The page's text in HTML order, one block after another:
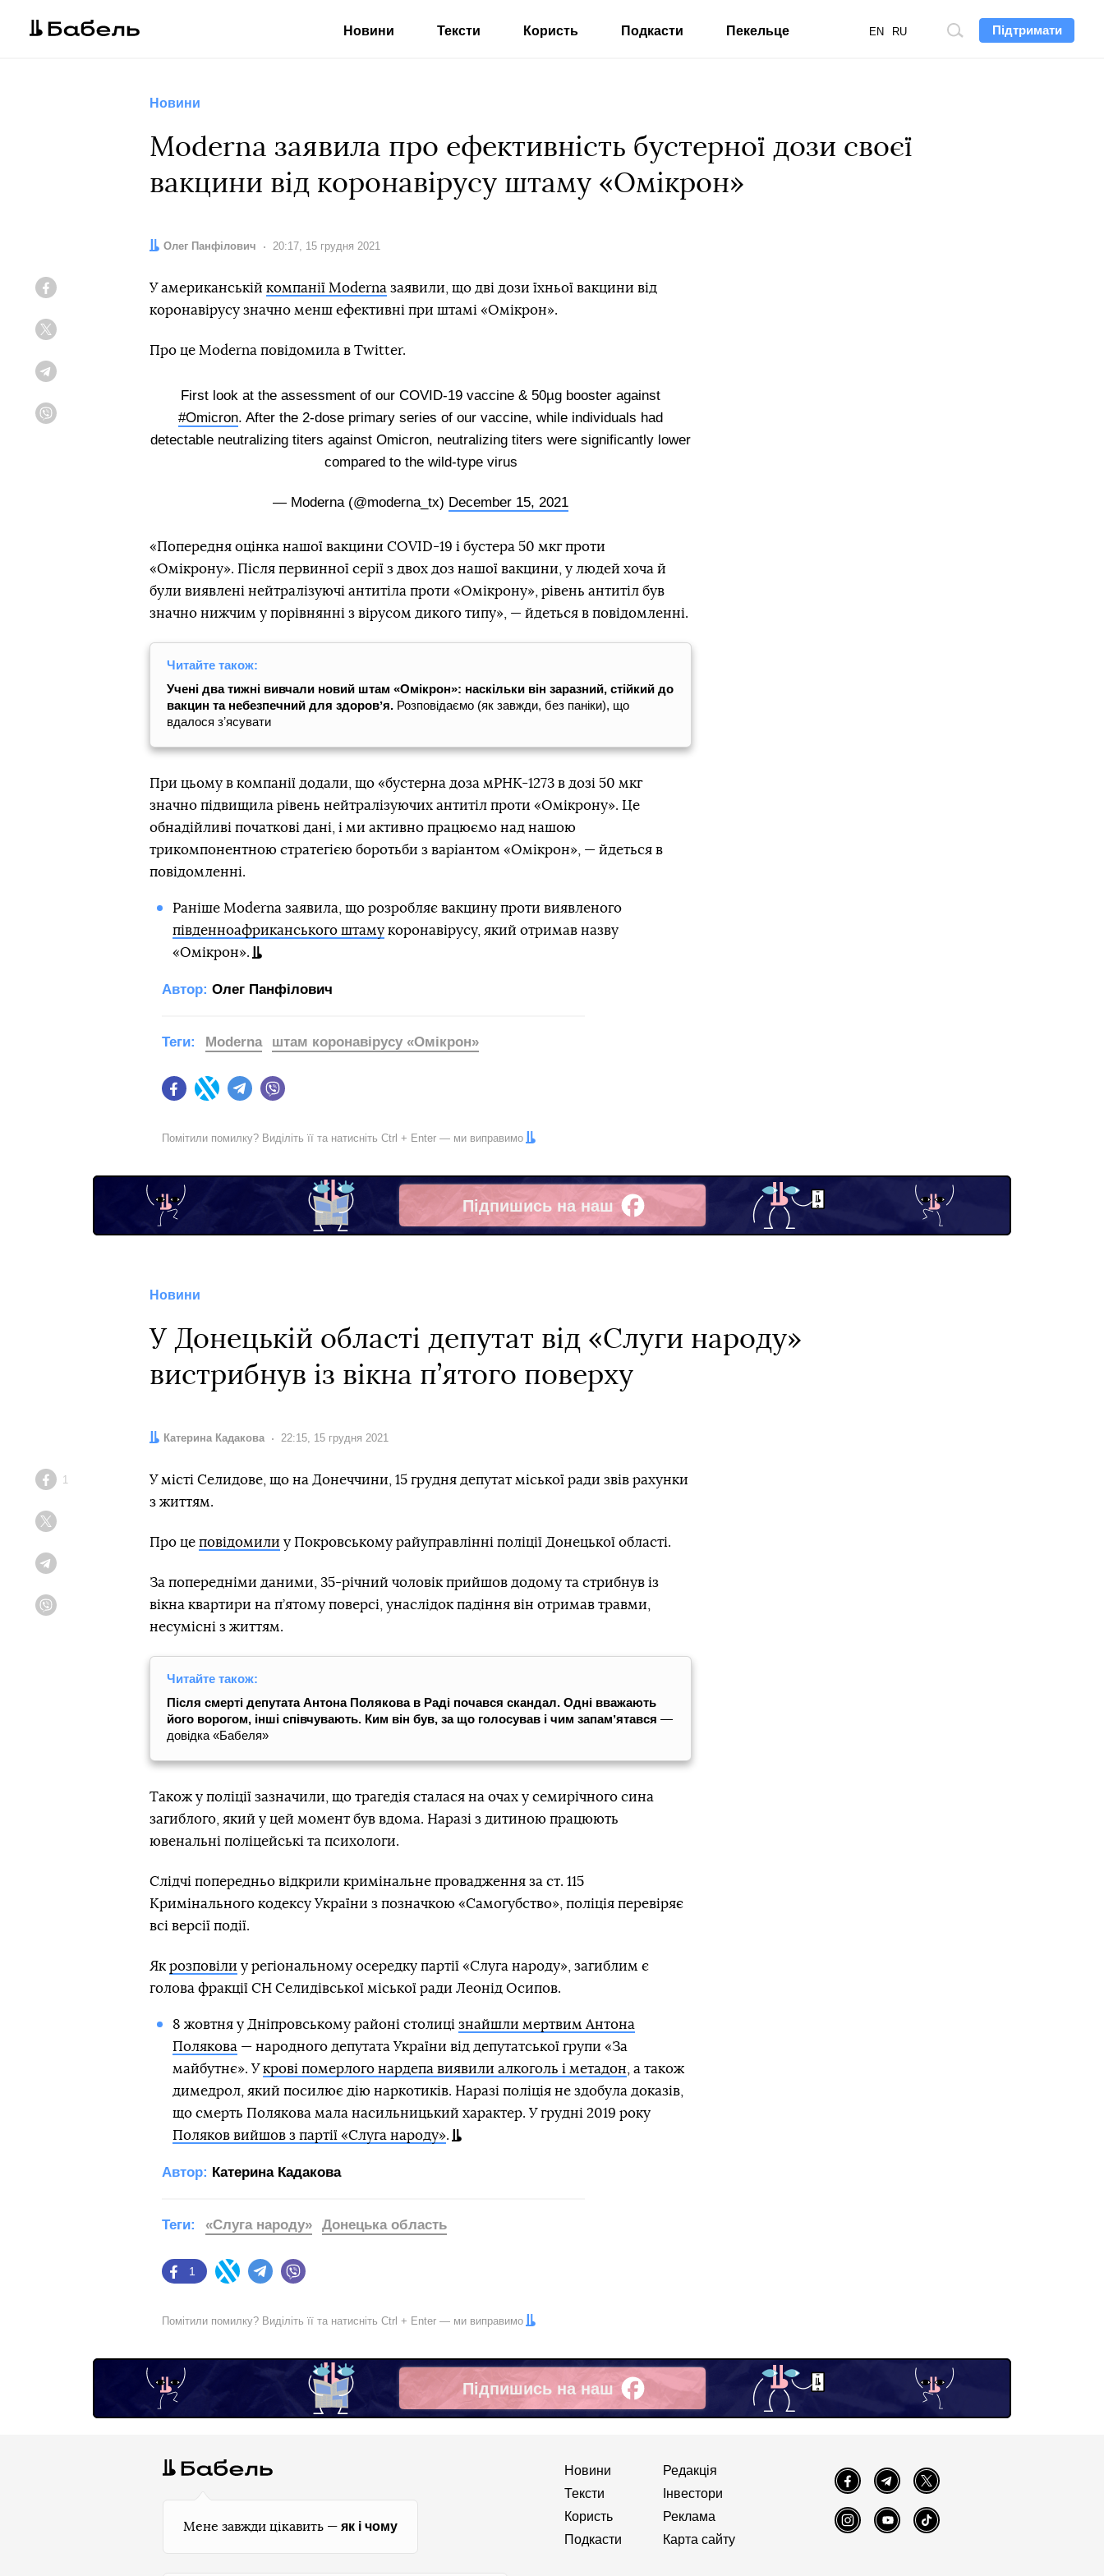
Підтримати
Пошук
EN RU
Новини Тексти Користь Подкасти Пекельце
Новини
Moderna заявила про ефективність бустерної дози своєї
вакцини від коронавірусу штаму «Омікрон»
Автор:
Олег Панфілович Дата:
20:17, 15 грудня 2021
У американській компанії Moderna заявили, що дві дози їхньої вакцини від
коронавірусу значно менш ефективні при штамі «Омікрон».
Про це Moderna повідомила в Twitter.
First look at the assessment of our COVID-19 vaccine & 50µg booster against
#Omicron. After the 2-dose primary series of our vaccine, while individuals had
detectable neutralizing titers against Omicron, neutralizing titers were significantly lower
compared to the wild-type virus
— Moderna (@moderna_tx) December 15, 2021
«Попередня оцінка нашої вакцини COVID-19 і бустера 50 мкг проти
«Омікрону». Після первинної серії з двох доз нашої вакцини, у людей хоча й
були виявлені нейтралізуючі антитіла проти «Омікрону», рівень антитіл був
значно нижчим у порівнянні з вірусом дикого типу», — йдеться в повідомленні.
Читайте також:
Учені два тижні вивчали новий штам «Омікрон»: наскільки він заразний, стійкий до
вакцин та небезпечний для здоровʼя. Розповідаємо (як завжди, без паніки), що
вдалося зʼясувати
При цьому в компанії додали, що «бустерна доза мРНК-1273 в дозі 50 мкг
значно підвищила рівень нейтралізуючих антитіл проти «Омікрону». Це
обнадійливі початкові дані, і ми активно працюємо над нашою
трикомпонентною стратегією боротьби з варіантом «Омікрон», — йдеться в
повідомленні.
Раніше Moderna заявила, що розробляє вакцину проти виявленого
південноафриканського штамукоронавірусу, який отримав назву
«Омікрон».
Автор: Олег Панфілович
FacebookTwitter Telegram
Теги: Moderna штам коронавірусу «Омікрон»
Помітили помилку? Виділіть її та натисніть Ctrl + Enter — ми виправимо
Підпишись на наш
Facebook
Новини
У Донецькій області депутат від «Слуги народу»
вистрибнув із вікна п’ятого поверху
Автор:
Катерина Кадакова Дата:
22:15, 15 грудня 2021
Facebook
1
У місті Селидове, що на Донеччини, 15 грудня депутат міської ради звів рахунки
з життям.
Про це повідомили у Покровському райуправлінні поліції Донецької області.
За попередніми даними, 35-річний чоловік прийшов додому та стрибнув із
вікна квартири на п’ятому поверсі, унаслідок падіння він отримав травми,
несумісні з життям.
Читайте також:
Після смерті депутата Антона Полякова в Раді почався скандал. Одні вважають
його ворогом, інші співчувають. Ким він був, за що голосував і чим запамʼятався —
довідка «Бабеля»
Також у поліції зазначили, що трагедія сталася на очах у семирічного сина
загиблого, який у цей момент був вдома. Наразі з дитиною працюють
ювенальні поліцейські та психологи.
Слідчі попередньо відкрили кримінальне провадження за ст. 115
Кримінального кодексу України з позначкою «Самогубство», поліція перевіряє
всі версії події.
Як розповіли у регіональному осередку партії «Слуга народу», загиблим є
голова фракції СН Селидівської міської ради Леонід Осипов.
8 жовтня у Дніпровському районі столиці знайшли мертвим Антона
Полякова — народного депутата України від депутатської групи «За
майбутнє». Укрові померлого нардепа виявили алкоголь і метадон , а також
димедрол, який посилює дію наркотиків. Наразі поліція не здобула доказів,
що смерть Полякова мала насильницький характер. У грудні 2019 року
Поляков вийшов з партії «Слуга народу».
Автор: Катерина Кадакова
Facebook
1
Twitter Telegram
Теги: «Слуга народу» Донецька область
Помітили помилку? Виділіть її та натисніть Ctrl + Enter — ми виправимо
Підпишись на наш
Facebook
Мене завжди цікавить — як і чому
Новини
Тексти
Користь
Подкасти
Редакція
Інвестори
Реклама
Карта сайту
FacebookTelegram Twitter
InstagramYouTube TikTok